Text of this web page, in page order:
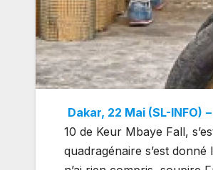
Dakar, 22 Mai (SL-INFO) –
10 de Keur Mbaye Fall,
quadragénaire s’est